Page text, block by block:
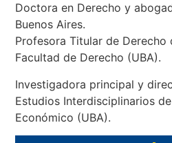
Doctora en Derecho y
Buenos Aires.
Profesora Titular de Derecho
Facultad de Derecho (UBA).
Investigadora principal y
Estudios Interdisciplinarios
Económico (UBA).